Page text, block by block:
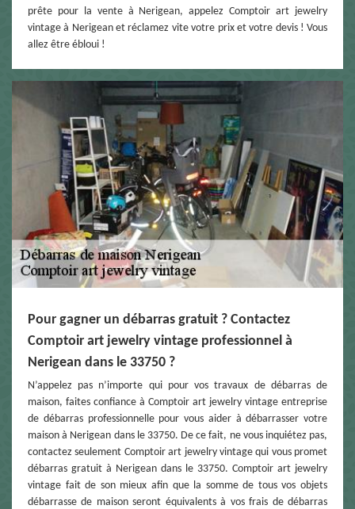
prête pour la vente à Nerigean, appelez Comptoir art jewelry
vintage à Nerigean et réclamez vite votre prix et votre devis ! Vous
allez être ébloui !
Pour gagner un débarras gratuit ? Contactez
Comptoir art jewelry vintage professionnel à
Nerigean dans le 33750 ?
N’appelez pas n’importe qui pour vos travaux de débarras de
maison, faites confiance à Comptoir art jewelry vintage entreprise
de débarras professionnelle pour vous aider à débarrasser votre
maison à Nerigean dans le 33750. De ce fait, ne vous inquiétez pas,
contactez seulement Comptoir art jewelry vintage qui vous promet
débarras gratuit à Nerigean dans le 33750. Comptoir art jewelry
vintage fait de son mieux afin que la somme de tous vos objets
débarrasse de maison seront équivalents à vos frais de débarras